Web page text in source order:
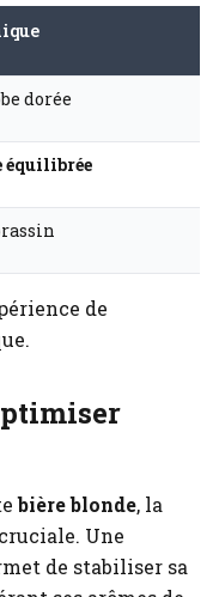
dorée
équilibrée
de
bière blonde, la
Une
de stabiliser sa